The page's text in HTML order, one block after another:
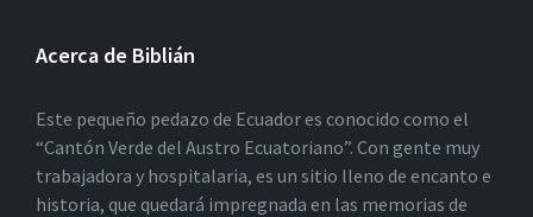
Acerca de Biblián
Este pequeño pedazo de Ecuador es conocido como el
“Cantón Verde del Austro Ecuatoriano”. Con gente muy
trabajadora y hospitalaria, es un sitio lleno de encanto e
historia, que quedará impregnada en las memorias de